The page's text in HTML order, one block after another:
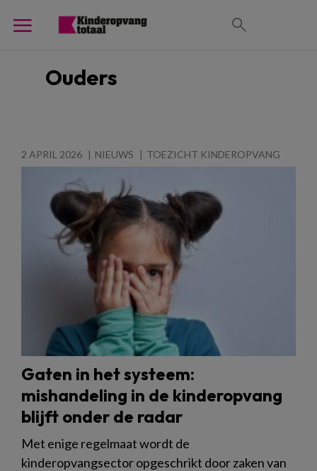
Ouders
2 APRIL 2026 NIEUWS TOEZICHT KINDEROPVANG
Gaten in het systeem:
mishandeling in de kinderopvang
blijft onder de radar
Met enige regelmaat wordt de
kinderopvangsector opgeschrikt door zaken van